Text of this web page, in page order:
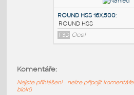
ROUND HSS 16X.375
ROUND HSS
F3D Ocel
Ocel
Komentáře:
Nejste přihlášeni - nelze připojit komentáře
bloků